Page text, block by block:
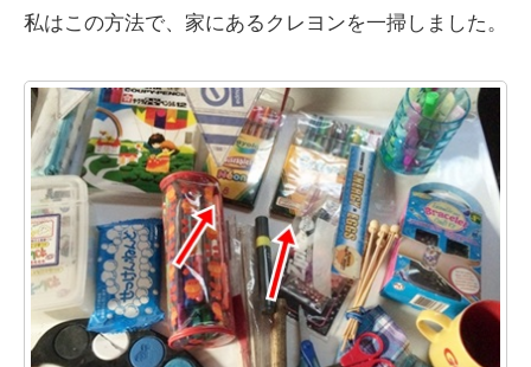
私はこの方法で、家にあるクレヨンを一掃しました。